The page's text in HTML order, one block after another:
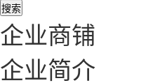
搜索
企业商铺
企业简介